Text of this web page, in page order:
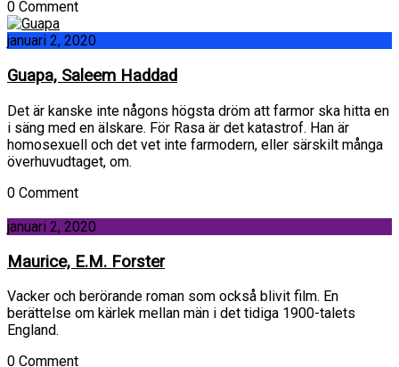
0 Comment
januari 2, 2020
Guapa, Saleem Haddad
Det är kanske inte någons högsta dröm att farmor ska hitta en
i säng med en älskare. För Rasa är det katastrof. Han är
homosexuell och det vet inte farmodern, eller särskilt många
överhuvudtaget, om.
0 Comment
januari 2, 2020
Maurice, E.M. Forster
Vacker och berörande roman som också blivit film. En
berättelse om kärlek mellan män i det tidiga 1900-talets
England.
0 Comment